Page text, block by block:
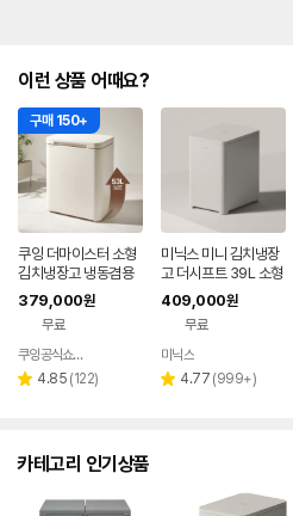
이런 상품 어때요?
구매 150+
쿠잉 더마이스터 소형
김치냉장고 냉동겸용
뚜껑형 발효숙성 K05
5CGGB 그레이지
379,000원
무료
페이
쿠잉공식쇼핑몰
별 4.85 리
(122)
미닉스 미니 김치냉장
고 더시프트 39L 소형
뚜껑형
409,000원
무료
미닉스
별 4.77 리
(999+)
카테고리 인기상품